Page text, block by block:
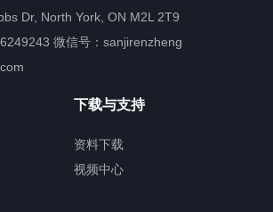
认证程序费用
Dr, North York, ON M2L 2T9
微信号：sanjirenzheng
下载与支持
资料下载
视频中心